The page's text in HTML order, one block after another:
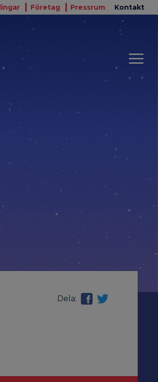
Företag Pressrum Kontakt
Dela: